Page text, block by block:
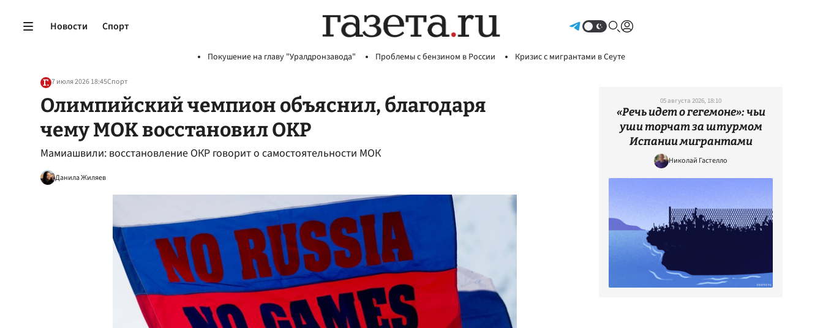
Новости Спорт
Покушение на главу "Уралдронзавода" Проблемы с бензином в России Кризис с мигрантами в Сеуте
7 июля 2026 18:45Спорт
Олимпийский чемпион объяснил, благодаря
чему МОК восстановил ОКР
Мамиашвили: восстановление ОКР говорит о самостоятельности МОК
Данила Жиляев
05 августа 2026, 18:10
«Речь идет о гегемоне»: чьи
уши торчат за штурмом
Испании мигрантами
Николай Гастелло